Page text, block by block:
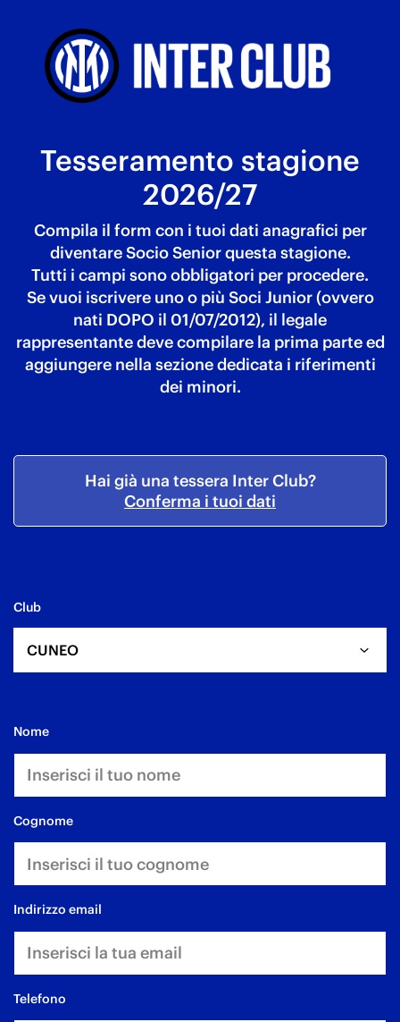
Tesseramento stagione
2026/27
Compila il form con i tuoi dati anagrafici per
diventare Socio Senior questa stagione.
Tutti i campi sono obbligatori per procedere.
Se vuoi iscrivere uno o più Soci Junior (ovvero
nati DOPO il 01/07/2012), il legale
rappresentante deve compilare la prima parte ed
aggiungere nella sezione dedicata i riferimenti
dei minori.
Hai già una tessera Inter Club?
Conferma i tuoi dati
Club
CUNEO
nome
cognome
indirizzo email
telefono